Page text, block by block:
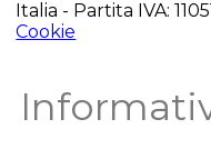
Italia - Partita IVA:
Cookie